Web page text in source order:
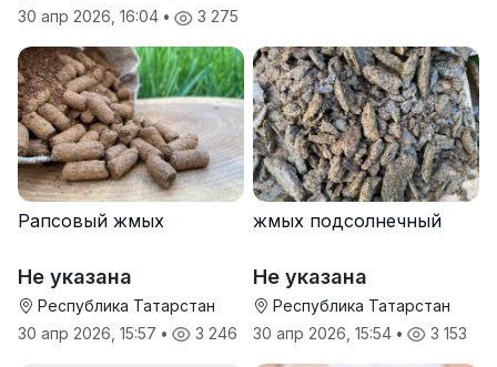
30 апр 2026, 16:04 • 3 275
Рапсовый жмых
Не указана
Республика Татарстан
30 апр 2026, 15:57 • 3 246
жмых подсолнечный
Не указана
Республика Татарстан
30 апр 2026, 15:54 • 3 153